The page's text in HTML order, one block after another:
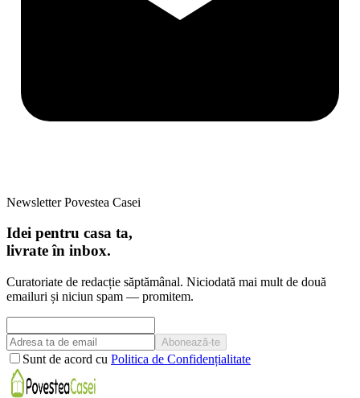
Newsletter Povestea Casei
Idei pentru casa ta,
livrate în inbox.
Curatoriate de redacție săptămânal. Niciodată mai mult de două
emailuri și niciun spam — promitem.
Abonează-te
Sunt de acord cu Politica de Confidențialitate